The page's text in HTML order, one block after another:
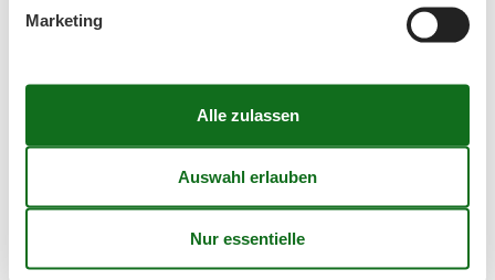
September 2026
Mo
Di Mi Do Fr Sa
So
2 3
Marketing